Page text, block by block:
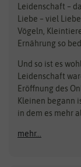
Obstsamen
Pilzbrut
Rasensamen
Steckzwiebeln
Zimmer &
Kataloge
Schnäppchen
Anzucht &
Anzuchtschalen
Bionana
BIOWOL
Blumicorn
Bûten Birds
Leidenschaft –
Liebe – viel
Vögeln,
Ernährung so
Und so ist es
Leidenschaft
Eröffnung des
Kleinen begann
in dem es mehr
mehr...